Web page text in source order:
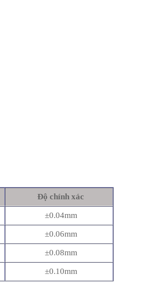
Độ chính xác
±0.04mm
±0.06mm
±0.08mm
±0.10mm